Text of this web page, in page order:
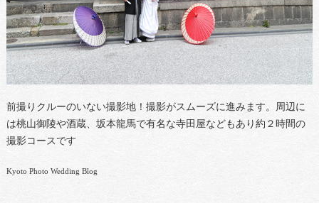
前撮りクルーのいない撮影地！撮影がスムーズに進みます。周辺に
は桃山御陵や酒蔵、坂本龍馬で有名な寺田屋などもあり約２時間の
撮影コースです
Kyoto Photo Wedding Blog